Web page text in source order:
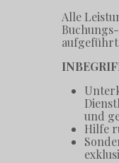
Alle
und
Hilfe